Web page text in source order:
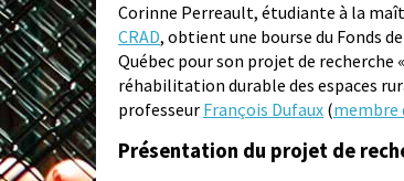
Corinne Perreault, étudiante à la
CRAD, obtient une bourse du Fonds
Québec pour son projet de
réhabilitation durable des espaces
professeur François Dufaux (membre
Présentation du projet de